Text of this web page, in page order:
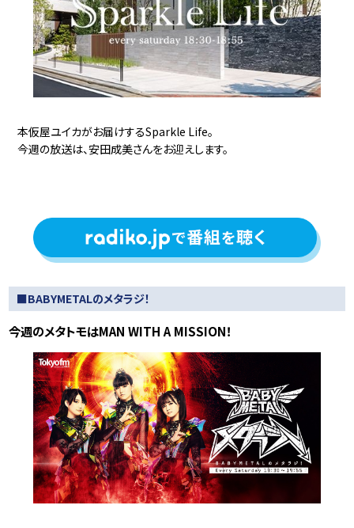
本仮屋ユイカがお届けするSparkle Life。
今週の放送は、安田成美さんをお迎えします。
■BABYMETALのメタラジ！
今週のメタトモはMAN WITH A MISSION！